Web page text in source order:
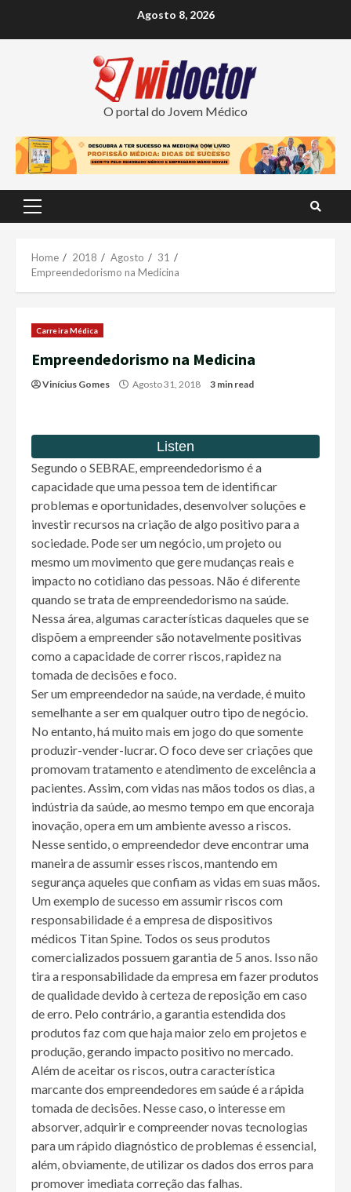
Agosto 8, 2026
O portal do Jovem Médico
Primary
Home 2018 Agosto
31
Empreendedorismo na Medicina
Carreira Médica
Empreendedorismo na Medicina
Vinícius Gomes Agosto 31, 2018 3 min read
Segundo o SEBRAE, empreendedorismo é a
capacidade que uma pessoa tem de identificar
problemas e oportunidades, desenvolver soluções e
investir recursos na criação de algo positivo para a
sociedade. Pode ser um negócio, um projeto ou
mesmo um movimento que gere mudanças reais e
impacto no cotidiano das pessoas. Não é diferente
quando se trata de empreendedorismo na saúde.
Nessa área, algumas características daqueles que se
dispõem a empreender são notavelmente positivas
como a capacidade de correr riscos, rapidez na
tomada de decisões e foco.
Ser um empreendedor na saúde, na verdade, é muito
semelhante a ser em qualquer outro tipo de negócio.
No entanto, há muito mais em jogo do que somente
produzir-vender-lucrar. O foco deve ser criações que
promovam tratamento e atendimento de excelência a
pacientes. Assim, com vidas nas mãos todos os dias, a
indústria da saúde, ao mesmo tempo em que encoraja
inovação, opera em um ambiente avesso a riscos.
Nesse sentido, o empreendedor deve encontrar uma
maneira de assumir esses riscos, mantendo em
segurança aqueles que confiam as vidas em suas mãos.
Um exemplo de sucesso em assumir riscos com
responsabilidade é a empresa de dispositivos
médicos Titan Spine. Todos os seus produtos
comercializados possuem garantia de 5 anos. Isso não
tira a responsabilidade da empresa em fazer produtos
de qualidade devido à certeza de reposição em caso
de erro. Pelo contrário, a garantia estendida dos
produtos faz com que haja maior zelo em projetos e
produção, gerando impacto positivo no mercado.
Além de aceitar os riscos, outra característica
marcante dos empreendedores em saúde é a rápida
tomada de decisões. Nesse caso, o interesse em
absorver, adquirir e compreender novas tecnologias
para um rápido diagnóstico de problemas é essencial,
além, obviamente, de utilizar os dados dos erros para
promover imediata correção das falhas.